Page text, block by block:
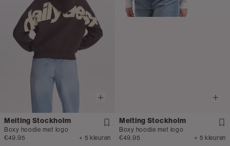
Melting Stockholm
Boxy hoodie met logo
€49.95
+ 5 kleuren
Melting Stockholm
Boxy hoodie met logo
€49.95
+ 5 kleuren